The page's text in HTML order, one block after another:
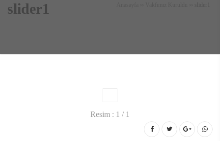
slider1 ›› ››
Resim : 1 / 1